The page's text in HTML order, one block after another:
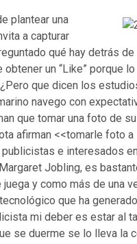
plantear una
a capturar
qué hay detrás
un “Like” porque
que dicen los
navego con
que tomar una foto de
afirman <<tomarle foto
e interesados
Jobling, es
y como más de una
que ha
mi deber es estar al
se duerme se lo lleva la